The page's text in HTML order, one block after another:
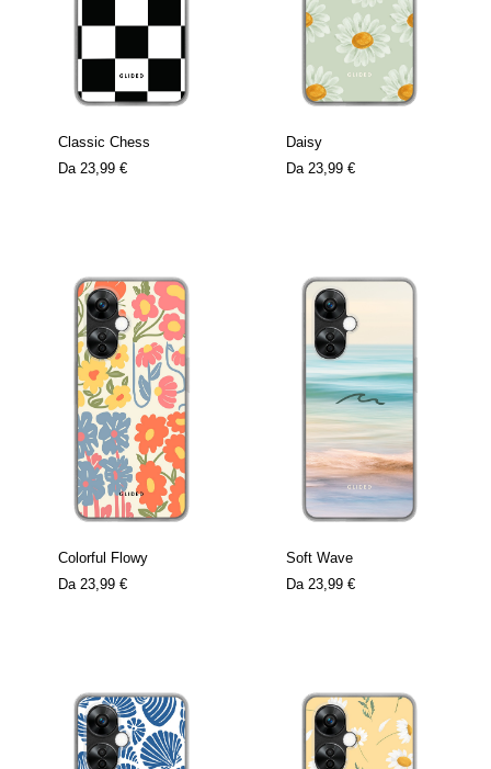
Classic Chess
Da 23,99 €
Daisy
Da 23,99 €
Colorful Flowy
Da 23,99 €
Soft Wave
Da 23,99 €